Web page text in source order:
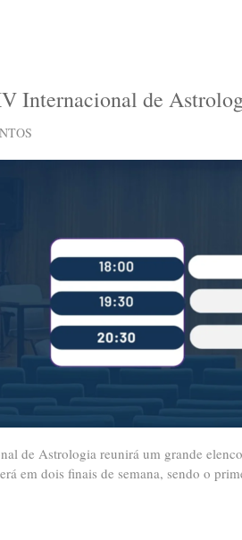
Internacional de
de Astrologia reunirá um grande
em dois finais de semana, sendo o